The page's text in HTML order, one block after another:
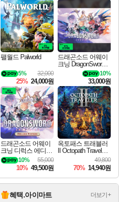
최대 90% 할인가를 만나보세요!
네이버혜택과 함께 만나보세요!
네이버 포인트 혜택까지!
이니&베니 혜택까지!
네이버 혜택가와 함께 예약하세요!
할인&네이버혜택으로 만나보세요!
네이버페이 혜택과 만나보세요!
40주년 프로모션으로 만나보세요!
할인가에 만나보세요!
일부 에디션 상시 할인!
혜택으로 예약 판매 중
편안하게 충전하세요
팰월드 Palworld
32,000
5%
25% 24,000원
드래곤소드 어웨이
크닝 DragonSword A
10%
33,000원
드래곤소드 어웨이
크닝 디럭스 에디션
DragonSword Awake
ning Deluxe Edition
55,000
10%
10% 49,500원
옥토패스 트래블러
II Octopath Traveler I
49,800
70% 14,940원
혜택.아이마트 더보기+